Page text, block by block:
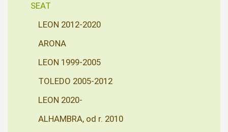
SEAT
LEON 2012-2020
ARONA
LEON 1999-2005
TOLEDO 2005-2012
LEON 2020-
ALHAMBRA, od r. 2010